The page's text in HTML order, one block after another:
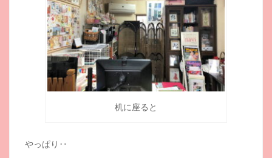
机に座ると
やっぱり‥